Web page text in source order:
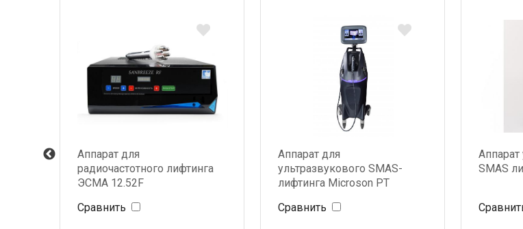
Аппарат для
радиочастотного лифтинга
ЭСМА 12.52F
Сравнить
Аппарат для
ультразвукового SMAS-
лифтинга Microson PT
Сравнить
Аппарат
SMAS